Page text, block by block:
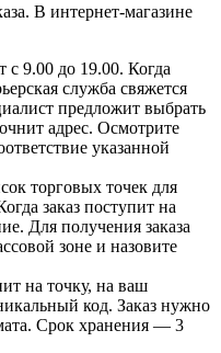
В интернет-магазине
с 9.00 до 19.00. Когда
служба свяжется
предложит выбрать
адрес. Осмотрите
указанной
торговых точек для
заказ поступит на
Для получения заказа
зоне и назовите
на точку, на ваш
код. Заказ нужно
Срок хранения — 3